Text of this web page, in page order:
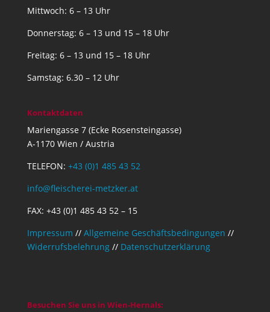
Mittwoch: 6 – 13 Uhr
Donnerstag: 6 – 13 und 15 – 18 Uhr
Freitag: 6 – 13 und 15 – 18 Uhr
Samstag: 6.30 – 12 Uhr
Kontaktdaten
Mariengasse 7 (Ecke Rosensteingasse)
A-1170 Wien / Austria
TELEFON: +43 (0)1 485 43 52
info@fleischerei-metzker.at
FAX: +43 (0)1 485 43 52 – 15
Impressum // Allgemeine Geschäftsbedingungen //
Widerrufsbelehrung// Datenschutzerklärung
Besuchen Sie uns in Wien-Hernals: